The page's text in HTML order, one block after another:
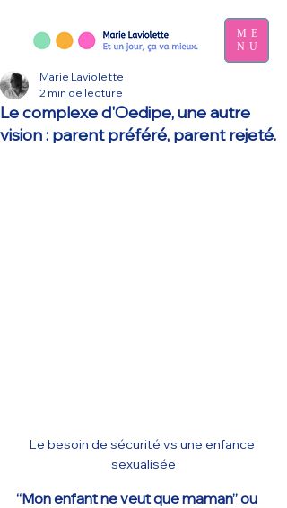
ME
NU
Le complexe d'Oedipe, une autre
vision : parent préféré, parent rejeté.
Marie Laviolette
2 min de lecture
Le besoin de sécurité vs une enfance
sexualisée
“Mon enfant ne veut que maman” ou